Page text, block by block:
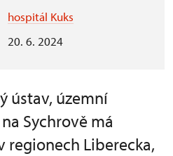
hospitál Kuks
20. 6. 2024
ústav, územní
Sychrově má
regionech Liberecka,